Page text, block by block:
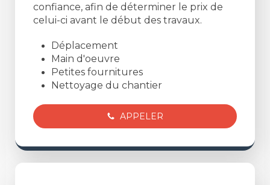
confiance, afin de déterminer le prix de
celui-ci avant le début des travaux.
Déplacement
Main d'oeuvre
Petites fournitures
Nettoyage du chantier
APPELER